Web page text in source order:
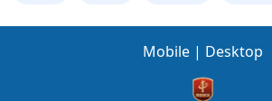
Mobile | Desktop